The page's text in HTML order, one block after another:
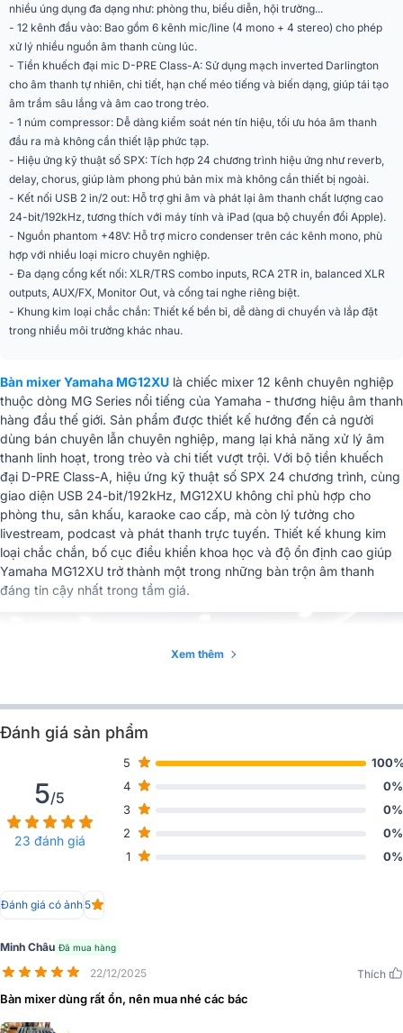
Model Yamaha MG12XU
Loại Mixer Bàn mixer analog
Digital I/O Tuân thủ USB Audio Class 2.0
Tần số lấy mẫu Tối đa 192 kHz
Độ sâu bit 24-bit
Khả năng trộn âm
thanh
24 chương trình thuật toán SPX, 1
điều khiển PARAMETER, 1 FOOT
Các kênh đầu vào
4 Mono (Mic/line), 2 Monitor Out, 2
Stereo (line)
Các kênh đầu ra
2 STEREO OUT + 1 MONITOR OUT
+ 1 PHONES + 4 AUX SEND + 4
GROUP OUT
1-knob compressor Có
Độ ồn
-128dBu ( đầu vào ), -102dB ( đầu
ra )
Kích thước (Rộng x
Cao x Sâu)
308 x 422 x 118 mm
Trọng lượng 4.2kg
Nhiệt độ vận hành 0 đến +40˚C
Switch FC5)
Trọng lượng
Nhập khẩu & Phân
phối
CÔNG TY TNHH ÂM NHẠC
nhiều úng dụng đa dạng như: phòng thu, biểu diễn, hội trường...
- 12 kênh đầu vào: Bao gồm 6 kênh mic/line (4 mono + 4 stereo) cho phép
xử lý nhiều nguồn âm thanh cùng lúc.
- Tiền khuếch đại mic D-PRE Class-A: Sử dụng mạch inverted Darlington
cho âm thanh tự nhiên, chi tiết, hạn chế méo tiếng và biến dạng, giúp tái tạo
âm trầm sâu lắng và âm cao trong trẻo.
- 1 núm compressor: Dễ dàng kiểm soát nén tín hiệu, tối ưu hóa âm thanh
đầu ra mà không cần thiết lập phức tạp.
- Hiệu ứng kỹ thuật số SPX: Tích hợp 24 chương trình hiệu ứng như reverb,
delay, chorus, giúp làm phong phú bản mix mà không cần thiết bị ngoài.
- Kết nối USB 2 in/2 out: Hỗ trợ ghi âm và phát lại âm thanh chất lượng cao
24-bit/192kHz, tương thích với máy tính và iPad (qua bộ chuyển đổi Apple).
- Nguồn phantom +48V: Hỗ trợ micro condenser trên các kênh mono, phù
hợp với nhiều loại micro chuyên nghiệp.
- Đa dạng cổng kết nối: XLR/TRS combo inputs, RCA 2TR in, balanced XLR
outputs, AUX/FX, Monitor Out, và cổng tai nghe riêng biệt.
- Khung kim loại chắc chắn: Thiết kế bền bỉ, dễ dàng di chuyển và lắp đặt
trong nhiều môi trường khác nhau.
Bàn mixer Yamaha MG12XU là chiếc mixer 12 kênh chuyên nghiệp
thuộc dòng MG Series nổi tiếng của Yamaha - thương hiệu âm thanh
hàng đầu thế giới. Sản phẩm được thiết kế hướng đến cả người
dùng bán chuyên lẫn chuyên nghiệp, mang lại khả năng xử lý âm
thanh linh hoạt, trong trẻo và chi tiết vượt trội. Với bộ tiền khuếch
đại D-PRE Class-A, hiệu ứng kỹ thuật số SPX 24 chương trình, cùng
giao diện USB 24-bit/192kHz, MG12XU không chỉ phù hợp cho
phòng thu, sân khấu, karaoke cao cấp, mà còn lý tưởng cho
livestream, podcast và phát thanh trực tuyến. Thiết kế khung kim
loại chắc chắn, bố cục điều khiển khoa học và độ ổn định cao giúp
Yamaha MG12XU trở thành một trong những bàn trộn âm thanh
đáng tin cậy nhất trong tầm giá.
Xem thêm
Đánh giá sản phẩm
5/5
23 đánh giá
5
4
0%
3
0%
2
0%
1
0%
Đánh giá có ảnh 5
Minh Châu Đã mua hàng
22/12/2025 Thích
Bàn mixer dùng rất ổn, nên mua nhé các bác